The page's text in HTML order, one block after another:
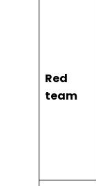
Red
team